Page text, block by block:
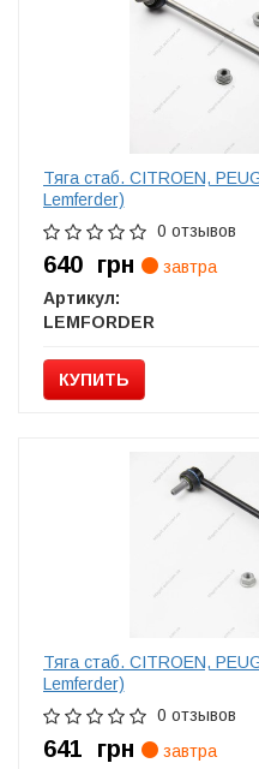
Тяга стаб. CITROEN,
Lemferder)
0 отзывов
640 грн
завтра
Артикул:
LEMFORDER
КУПИТЬ
Тяга стаб. CITROEN,
Lemferder)
0 отзывов
641 грн
завтра